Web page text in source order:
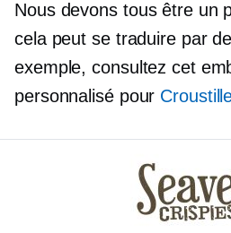
Nous devons tous être un
cela peut se traduire par
exemple, consultez cet
personnalisé pour